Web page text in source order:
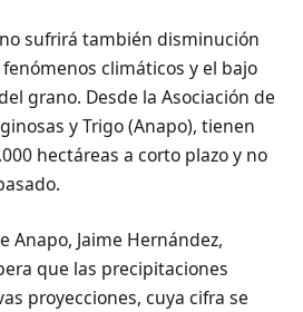
sufrirá también disminución
climáticos y el bajo
grano. Desde la Asociación de
y Trigo (Anapo), tienen
hectáreas a corto plazo y no
Anapo, Jaime Hernández,
que las precipitaciones
proyecciones, cuya cifra se